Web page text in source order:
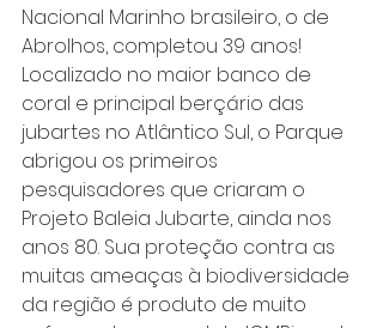
Nacional Marinho brasileiro, o de
Abrolhos, completou 39 anos!
Localizado no maior banco de
coral e principal berçário das
jubartes no Atlântico Sul, o Parque
abrigou os primeiros
pesquisadores que criaram o
Projeto Baleia Jubarte, ainda nos
anos 80. Sua proteção contra as
muitas ameaças à biodiversidade
da região é produto de muito